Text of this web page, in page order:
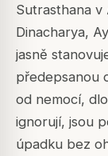
Sutrasthana v
Dinacharya,
jasně
předepsanou
od nemocí,
ignorují, jsou
úpadku bez